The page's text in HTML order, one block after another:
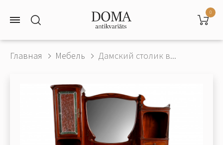
0
Главная Мебель Дамский столик в...